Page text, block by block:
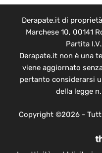
Derapate.it di
Marchese 10, 00141
Partita
Derapate.it non è una
viene aggiornato
pertanto considerarsi
della legge
Copyright ©2026 -